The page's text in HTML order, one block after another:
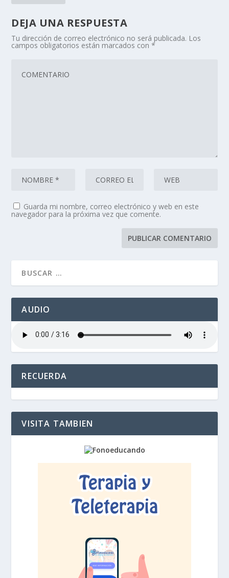
DEJA UNA RESPUESTA
Tu dirección de correo electrónico no será publicada. Los
campos obligatorios están marcados con*
Guarda mi nombre, correo electrónico y web en este
navegador para la próxima vez que comente.
AUDIO
RECUERDA
VISITA TAMBIEN